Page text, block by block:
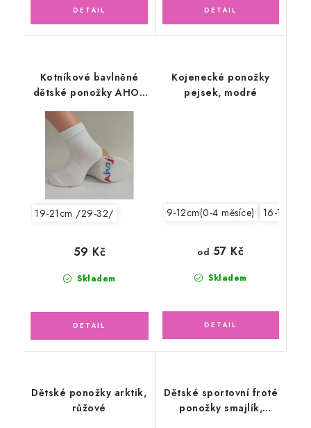
Kotníkové bavlněné
dětské ponožky AHOJ,
19-21cm /29-32/
Skladem
59 Kč
Kojenecké ponožky
pejsek, modré
9-12cm(0-4 měsíce) 16-18cm
Skladem
od 57 Kč
Dětské ponožky arktik,
růžové
Dětské sportovní froté
ponožky smajlík,